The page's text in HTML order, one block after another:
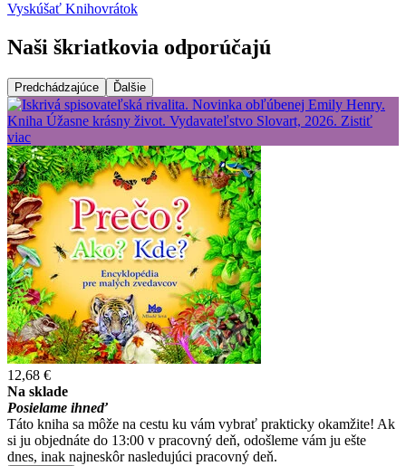
Vyskúšať Knihovrátok
Naši škriatkovia odporúčajú
Predchádzajúce Ďalšie
12,68 €
Na sklade
Posielame ihneď
Táto kniha sa môže na cestu ku vám vybrať prakticky okamžite! Ak
si ju objednáte do 13:00 v pracovný deň, odošleme vám ju ešte
dnes, inak najneskôr nasledujúci pracovný deň.